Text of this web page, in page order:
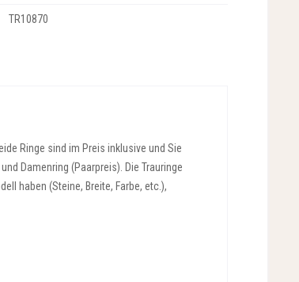
TR10870
Ringe sind im Preis inklusive und Sie
Damenring (Paarpreis). Die Trauringe
haben (Steine, Breite, Farbe, etc.),